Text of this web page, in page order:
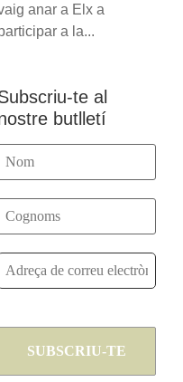
anar a Elx a
a la...
te al
butlletí